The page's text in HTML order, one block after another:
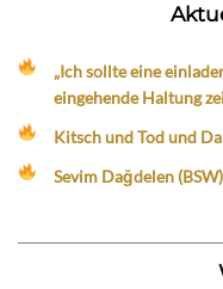
„Ich sollte eine
eingehende Haltung
Kitsch und Tod und
Sevim Dağdelen